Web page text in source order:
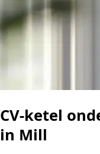
CV-ketel
in Mill